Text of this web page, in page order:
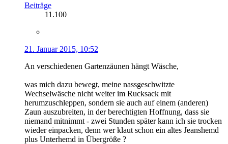
Beiträge
11.100
21. Januar 2015, 10:52
An verschiedenen Gartenzäunen hängt Wäsche,
was mich dazu bewegt, meine nassgeschwitzte
Wechselwäsche nicht weiter im Rucksack mit
herumzuschleppen, sondern sie auch auf einem (anderen)
Zaun auszubreiten, in der berechtigten Hoffnung, dass sie
niemand mitnimmt - zwei Stunden später kann ich sie trocken
wieder einpacken, denn wer klaut schon ein altes Jeanshemd
plus Unterhemd in Übergröße ?